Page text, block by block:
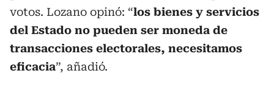
votos. Lozano opinó: “los bienes y servicios
del Estado no pueden ser moneda de
transacciones electorales, necesitamos
eficacia”, añadió.